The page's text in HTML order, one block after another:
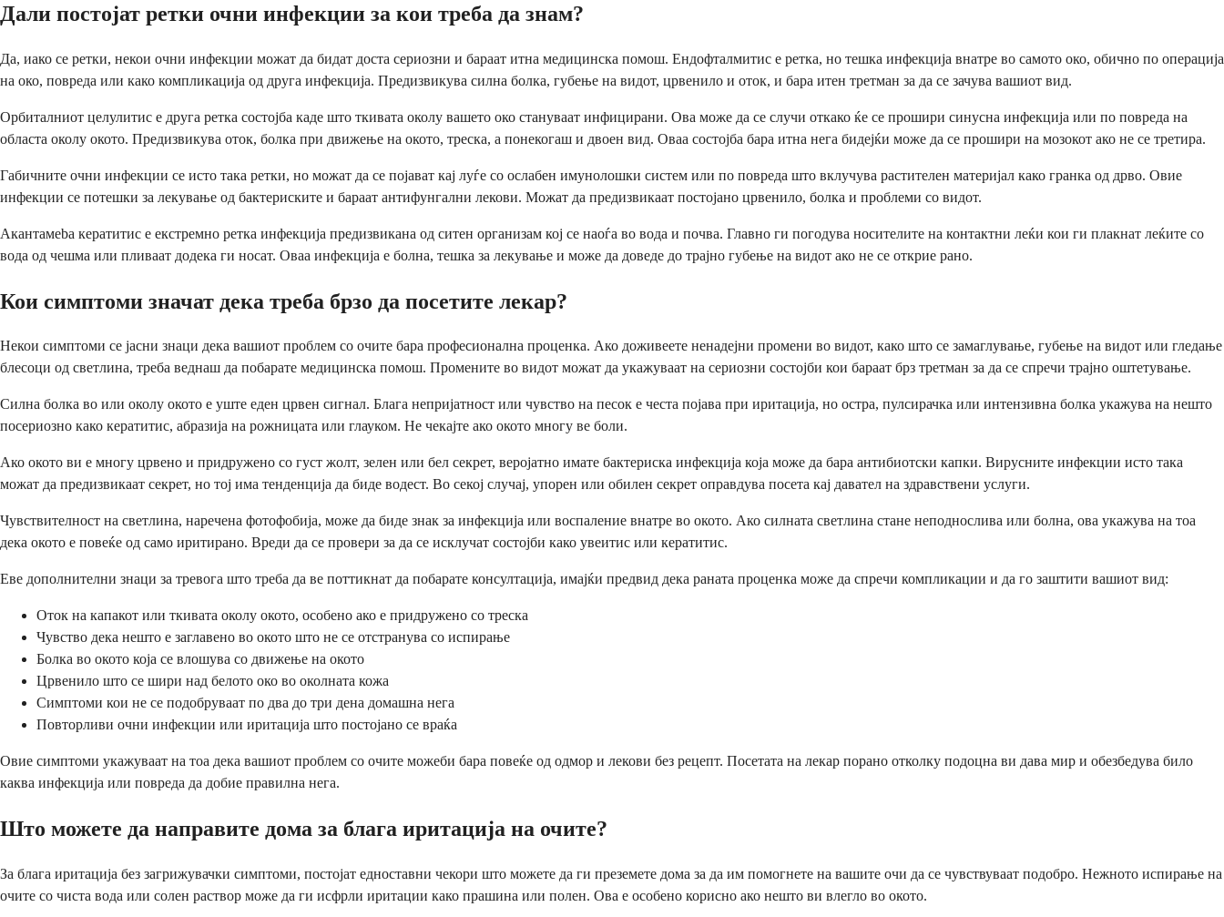
Дали постојат ретки очни инфекции за кои треба да знам?
Да, иако се ретки, некои очни инфекции можат да бидат доста сериозни и бараат итна медицинска помош. Ендофталмитис е ретка, но тешка инфекција внатре во самото око, обично по операција
на око, повреда или како компликација од друга инфекција. Предизвикува силна болка, губење на видот, црвенило и оток, и бара итен третман за да се зачува вашиот вид.
Орбиталниот целулитис е друга ретка состојба каде што ткивата околу вашето око стануваат инфицирани. Ова може да се случи откако ќе се прошири синусна инфекција или по повреда на
областа околу окото. Предизвикува оток, болка при движење на окото, треска, а понекогаш и двоен вид. Оваа состојба бара итна нега бидејќи може да се прошири на мозокот ако не се третира.
Габичните очни инфекции се исто така ретки, но можат да се појават кај луѓе со ослабен имунолошки систем или по повреда што вклучува растителен материјал како гранка од дрво. Овие
инфекции се потешки за лекување од бактериските и бараат антифунгални лекови. Можат да предизвикаат постојано црвенило, болка и проблеми со видот.
Акантамeba кератитис е екстремно ретка инфекција предизвикана од ситен организам кој се наоѓа во вода и почва. Главно ги погодува носителите на контактни леќи кои ги плакнат леќите со
вода од чешма или пливаат додека ги носат. Оваа инфекција е болна, тешка за лекување и може да доведе до трајно губење на видот ако не се открие рано.
Кои симптоми значат дека треба брзо да посетите лекар?
Некои симптоми се јасни знаци дека вашиот проблем со очите бара професионална проценка. Ако доживеете ненадејни промени во видот, како што се замаглување, губење на видот или гледање
блесоци од светлина, треба веднаш да побарате медицинска помош. Промените во видот можат да укажуваат на сериозни состојби кои бараат брз третман за да се спречи трајно оштетување.
Силна болка во или околу окото е уште еден црвен сигнал. Блага непријатност или чувство на песок е честа појава при иритација, но остра, пулсирачка или интензивна болка укажува на нешто
посериозно како кератитис, абразија на рожницата или глауком. Не чекајте ако окото многу ве боли.
Ако окото ви е многу црвено и придружено со густ жолт, зелен или бел секрет, веројатно имате бактериска инфекција која може да бара антибиотски капки. Вирусните инфекции исто така
можат да предизвикаат секрет, но тој има тенденција да биде водест. Во секој случај, упорен или обилен секрет оправдува посета кај давател на здравствени услуги.
Чувствителност на светлина, наречена фотофобија, може да биде знак за инфекција или воспаление внатре во окото. Ако силната светлина стане неподнослива или болна, ова укажува на тоа
дека окото е повеќе од само иритирано. Вреди да се провери за да се исклучат состојби како увеитис или кератитис.
Еве дополнителни знаци за тревога што треба да ве поттикнат да побарате консултација, имајќи предвид дека раната проценка може да спречи компликации и да го заштити вашиот вид:
Оток на капакот или ткивата околу окото, особено ако е придружено со треска
Чувство дека нешто е заглавено во окото што не се отстранува со испирање
Болка во окото која се влошува со движење на окото
Црвенило што се шири над белото око во околната кожа
Симптоми кои не се подобруваат по два до три дена домашна нега
Повторливи очни инфекции или иритација што постојано се враќа
Овие симптоми укажуваат на тоа дека вашиот проблем со очите можеби бара повеќе од одмор и лекови без рецепт. Посетата на лекар порано отколку подоцна ви дава мир и обезбедува било
каква инфекција или повреда да добие правилна нега.
Што можете да направите дома за блага иритација на очите?
За блага иритација без загрижувачки симптоми, постојат едноставни чекори што можете да ги преземете дома за да им помогнете на вашите очи да се чувствуваат подобро. Нежното испирање на
очите со чиста вода или солен раствор може да ги исфрли иритации како прашина или полен. Ова е особено корисно ако нешто ви влегло во окото.